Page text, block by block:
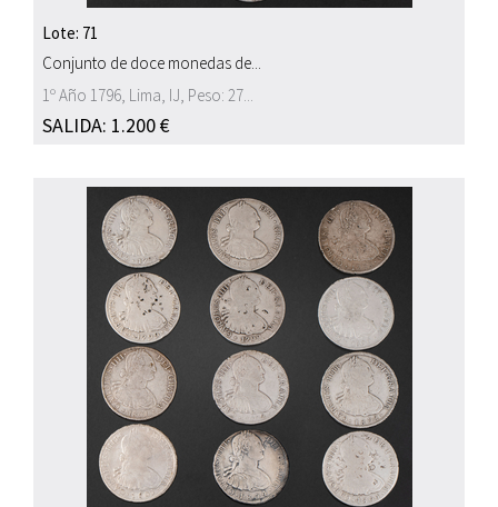
Lote: 71
Conjunto de doce monedas de...
1º Año 1796, Lima, IJ, Peso: 27...
SALIDA: 1.200 €